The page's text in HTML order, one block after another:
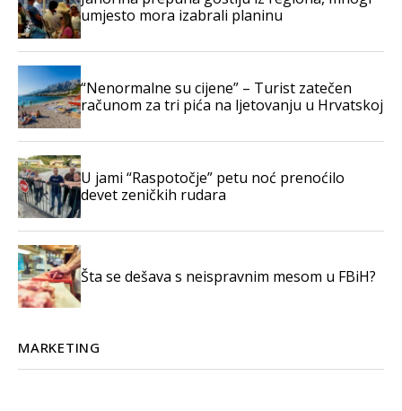
umjesto mora izabrali planinu
“Nenormalne su cijene” – Turist zatečen
računom za tri pića na ljetovanju u Hrvatskoj
U jami “Raspotočje” petu noć prenoćilo
devet zeničkih rudara
Šta se dešava s neispravnim mesom u FBiH?
MARKETING